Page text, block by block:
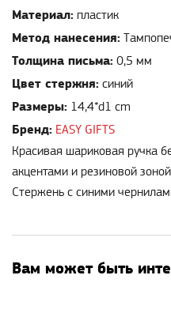
Материал: пластик
Метод нанесения:
Толщина письма: 0,5 мм
Цвет стержня: синий
Размеры: 14,4*d1 cm
Бренд: EASY GIFTS
Красивая шариковая ручка
акцентами и резиновой
Стержень с синими
Вам может быть